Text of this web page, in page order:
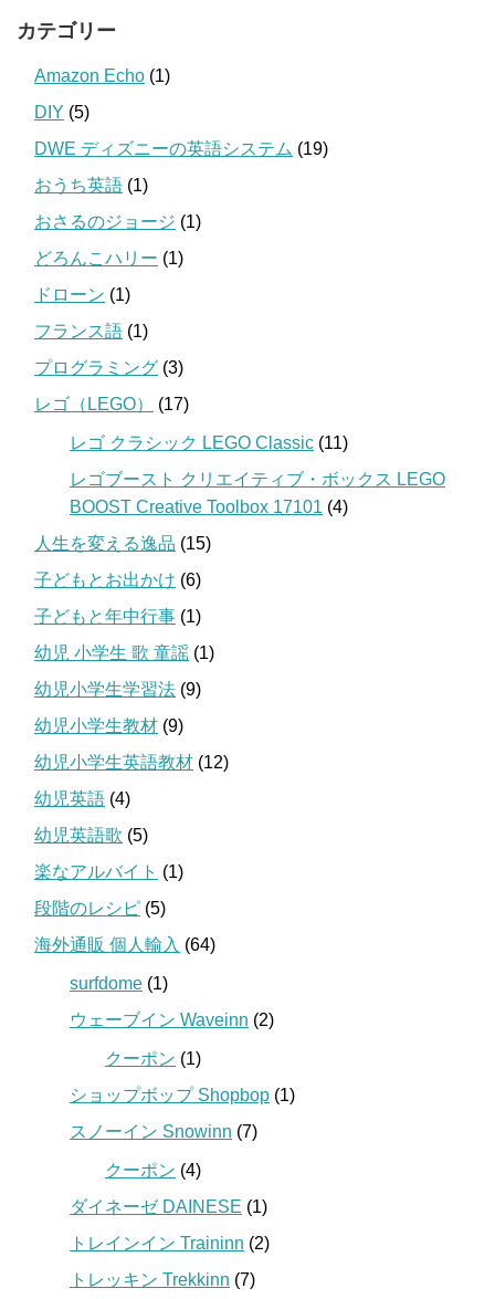
カテゴリー
Amazon Echo (1)
DIY (5)
DWE ディズニーの英語システム (19)
おうち英語 (1)
おさるのジョージ (1)
どろんこハリー (1)
ドローン (1)
フランス語 (1)
プログラミング (3)
レゴ（LEGO）
(17)
レゴ クラシック LEGO Classic (11)
レゴブースト クリエイティブ・ボックス LEGO
BOOST Creative Toolbox 17101 (4)
人生を変える逸品 (15)
子どもとお出かけ (6)
子どもと年中行事 (1)
幼児 小学生 歌 童謡 (1)
幼児小学生学習法 (9)
幼児小学生教材 (9)
幼児小学生英語教材 (12)
幼児英語 (4)
幼児英語歌 (5)
楽なアルバイト (1)
段階のレシピ (5)
海外通販 個人輸入 (64)
surfdome (1)
ウェーブイン Waveinn (2)
クーポン (1)
ショップボップ Shopbop (1)
スノーイン Snowinn (7)
クーポン (4)
ダイネーゼ DAINESE (1)
トレインイン Traininn (2)
トレッキン Trekkinn (7)